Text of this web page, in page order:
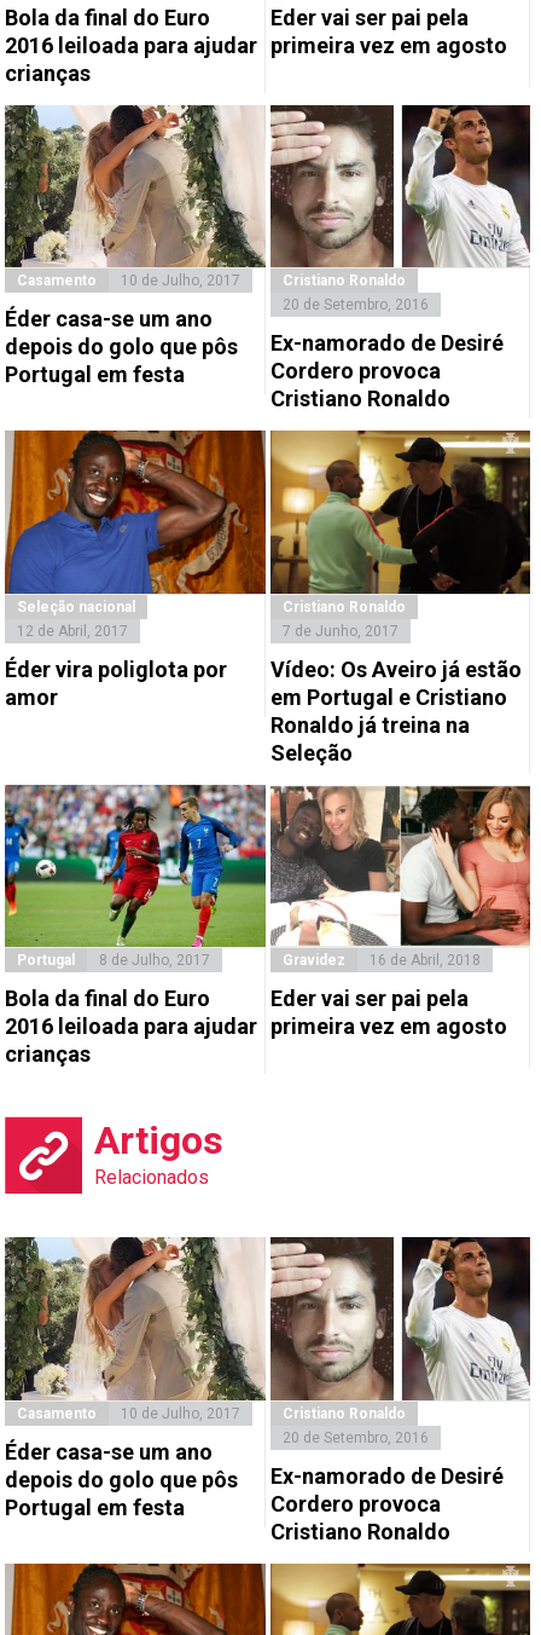
Bola da final do Euro
2016 leiloada para ajudar
crianças
Eder vai ser pai pela
primeira vez em agosto
Casamento 10 de Julho, 2017
Éder casa-se um ano
depois do golo que pôs
Portugal em festa
Cristiano Ronaldo
20 de Setembro, 2016
Ex-namorado de Desiré
Cordero provoca
Cristiano Ronaldo
Seleção nacional
12 de Abril, 2017
Éder vira poliglota por
amor
Cristiano Ronaldo
7 de Junho, 2017
Vídeo: Os Aveiro já estão
em Portugal e Cristiano
Ronaldo já treina na
Seleção
Portugal 8 de Julho, 2017
Bola da final do Euro
2016 leiloada para ajudar
crianças
Gravidez 16 de Abril, 2018
Eder vai ser pai pela
primeira vez em agosto
Artigos
Relacionados
Casamento 10 de Julho, 2017
Éder casa-se um ano
depois do golo que pôs
Portugal em festa
Cristiano Ronaldo
20 de Setembro, 2016
Ex-namorado de Desiré
Cordero provoca
Cristiano Ronaldo